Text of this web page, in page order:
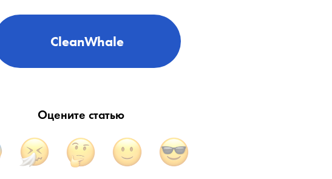
CleanWhale
Оцените статью